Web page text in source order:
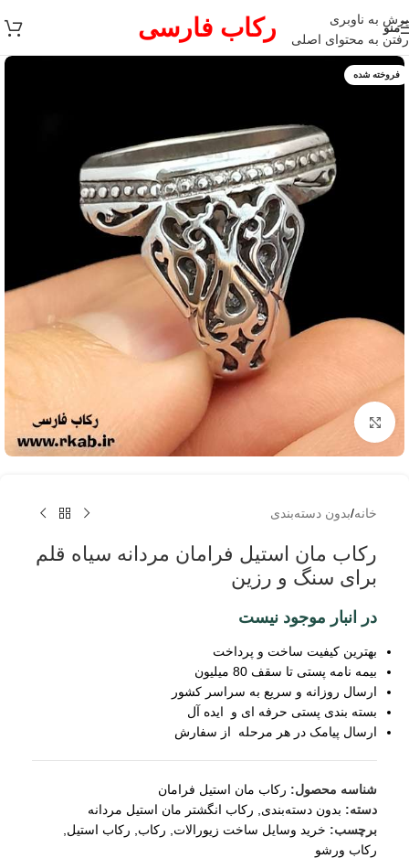
پرش به ناوبری
رفتن به محتوای اصلی
منو رکاب فارسی
فروخته شده
برای بزرگنمایی کلیک کنید
خانه/بدون دسته‌بندی
رکاب مان استیل فرامان مردانه سیاه قلم
برای سنگ و رزین
در انبار موجود نیست
بهترین کیفیت ساخت و پرداخت
بیمه نامه پستی تا سقف 80 میلیون
ارسال روزانه و سریع به سراسر کشور
بسته بندی پستی حرفه ای و ایده آل
ارسال پیامک در هر مرحله از سفارش
شناسه محصول: رکاب مان استیل فرامان
دسته: بدون دسته‌بندی
رکاب انگشتر مان استیل مردانه
برچسب: خرید وسایل ساخت زیورالات رکاب رکاب استیل
رکاب ورشو